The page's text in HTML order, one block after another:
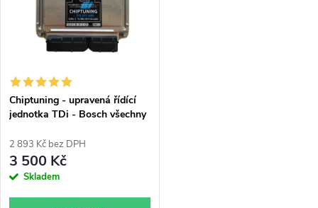
Chiptuning - upravená řídící
jednotka TDi - Bosch všechny
2 893 Kč bez DPH
3 500 Kč
Skladem